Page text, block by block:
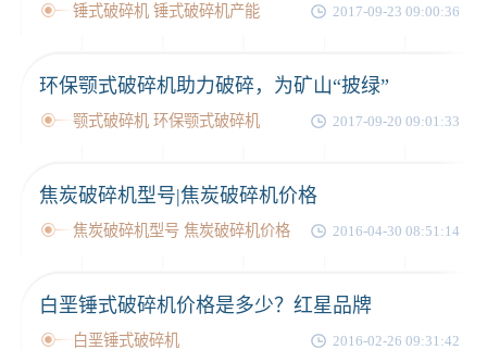
锤式破碎机 锤式破碎机产能 2017-09-23 09:00:36
环保颚式破碎机助力破碎，为矿山“披绿”
颚式破碎机 环保颚式破碎机 2017-09-20 09:01:33
焦炭破碎机型号|焦炭破碎机价格
焦炭破碎机型号 焦炭破碎机价格 2016-04-30 08:51:14
白垩锤式破碎机价格是多少？红星品牌
白垩锤式破碎机 2016-02-26 09:31:42